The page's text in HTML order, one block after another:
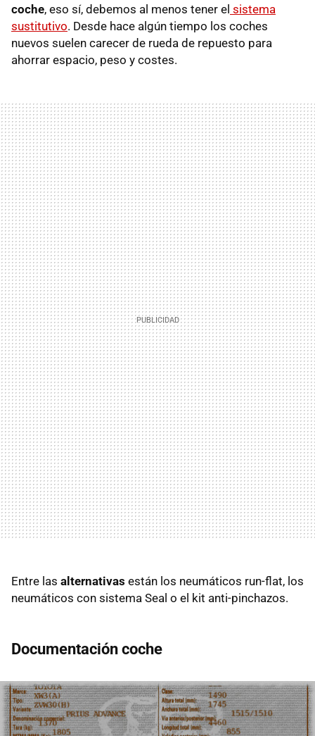
coche, eso sí, debemos al menos tener el sistema
sustitutivo. Desde hace algún tiempo los coches
nuevos suelen carecer de rueda de repuesto para
ahorrar espacio, peso y costes.
Entre las alternativas están los neumáticos run-flat, los
neumáticos con sistema Seal o el kit anti-pinchazos.
Documentación coche